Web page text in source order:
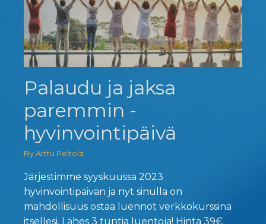
Palaudu ja jaksa
paremmin -
hyvinvointipäivä
By Arttu Peltola
Järjestimme syyskuussa 2023
hyvinvointipäivän ja nyt sinulla on
mahdollisuus ostaa luennot verkkokurssina
itsellesi. Lähes 3 tuntia luentoja! Hinta 39€